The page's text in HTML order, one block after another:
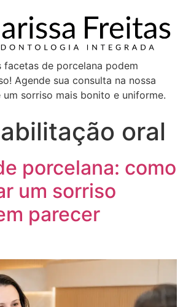
facetas de porcelana podem
Agende sua consulta na nossa
sorriso mais bonito e uniforme.
oral
porcelana: como
um sorriso
parecer